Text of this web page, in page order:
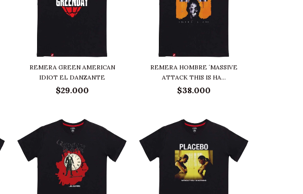
REMERA GREEN AMERICAN
IDIOT EL DANZANTE
$29.000
REMERA HOMBRE ´MASSIVE
ATTACK THIS IS HA...
$38.000